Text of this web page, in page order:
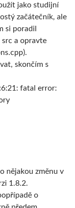
jako studijní
začátečník, ale
si poradil
src a opravte
skončím s
fatal error:
nějakou změnu v
1.8.2.
o